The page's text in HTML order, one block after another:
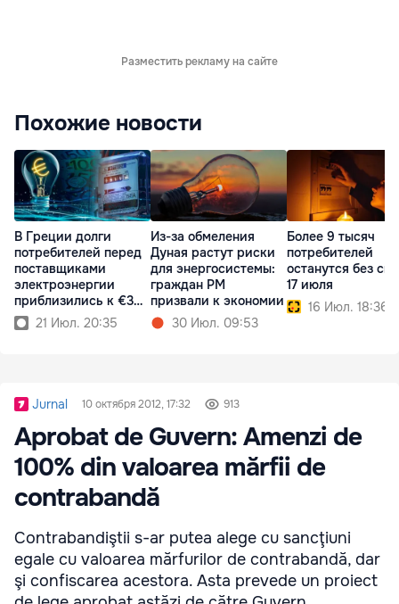
Разместить рекламу на сайте
Похожие новости
В Греции долги
потребителей перед
поставщиками
электроэнергии
приблизились к €3
млрд21 Июл. 20:35
Из-за обмеления
Дуная растут риски
для энергосистемы:
граждан РМ
призвали к экономии
30 Июл. 09:53
Более 9 тысяч
потребителей
останутся без
17 июля
16 Июл. 18:36
Jurnal 10 октября 2012, 17:32 913
Aprobat de Guvern: Amenzi de
100% din valoarea mărfii de
contrabandă
Contrabandiştii s-ar putea alege cu sancţiuni
egale cu valoarea mărfurilor de contrabandă, dar
şi confiscarea acestora. Asta prevede un proiect